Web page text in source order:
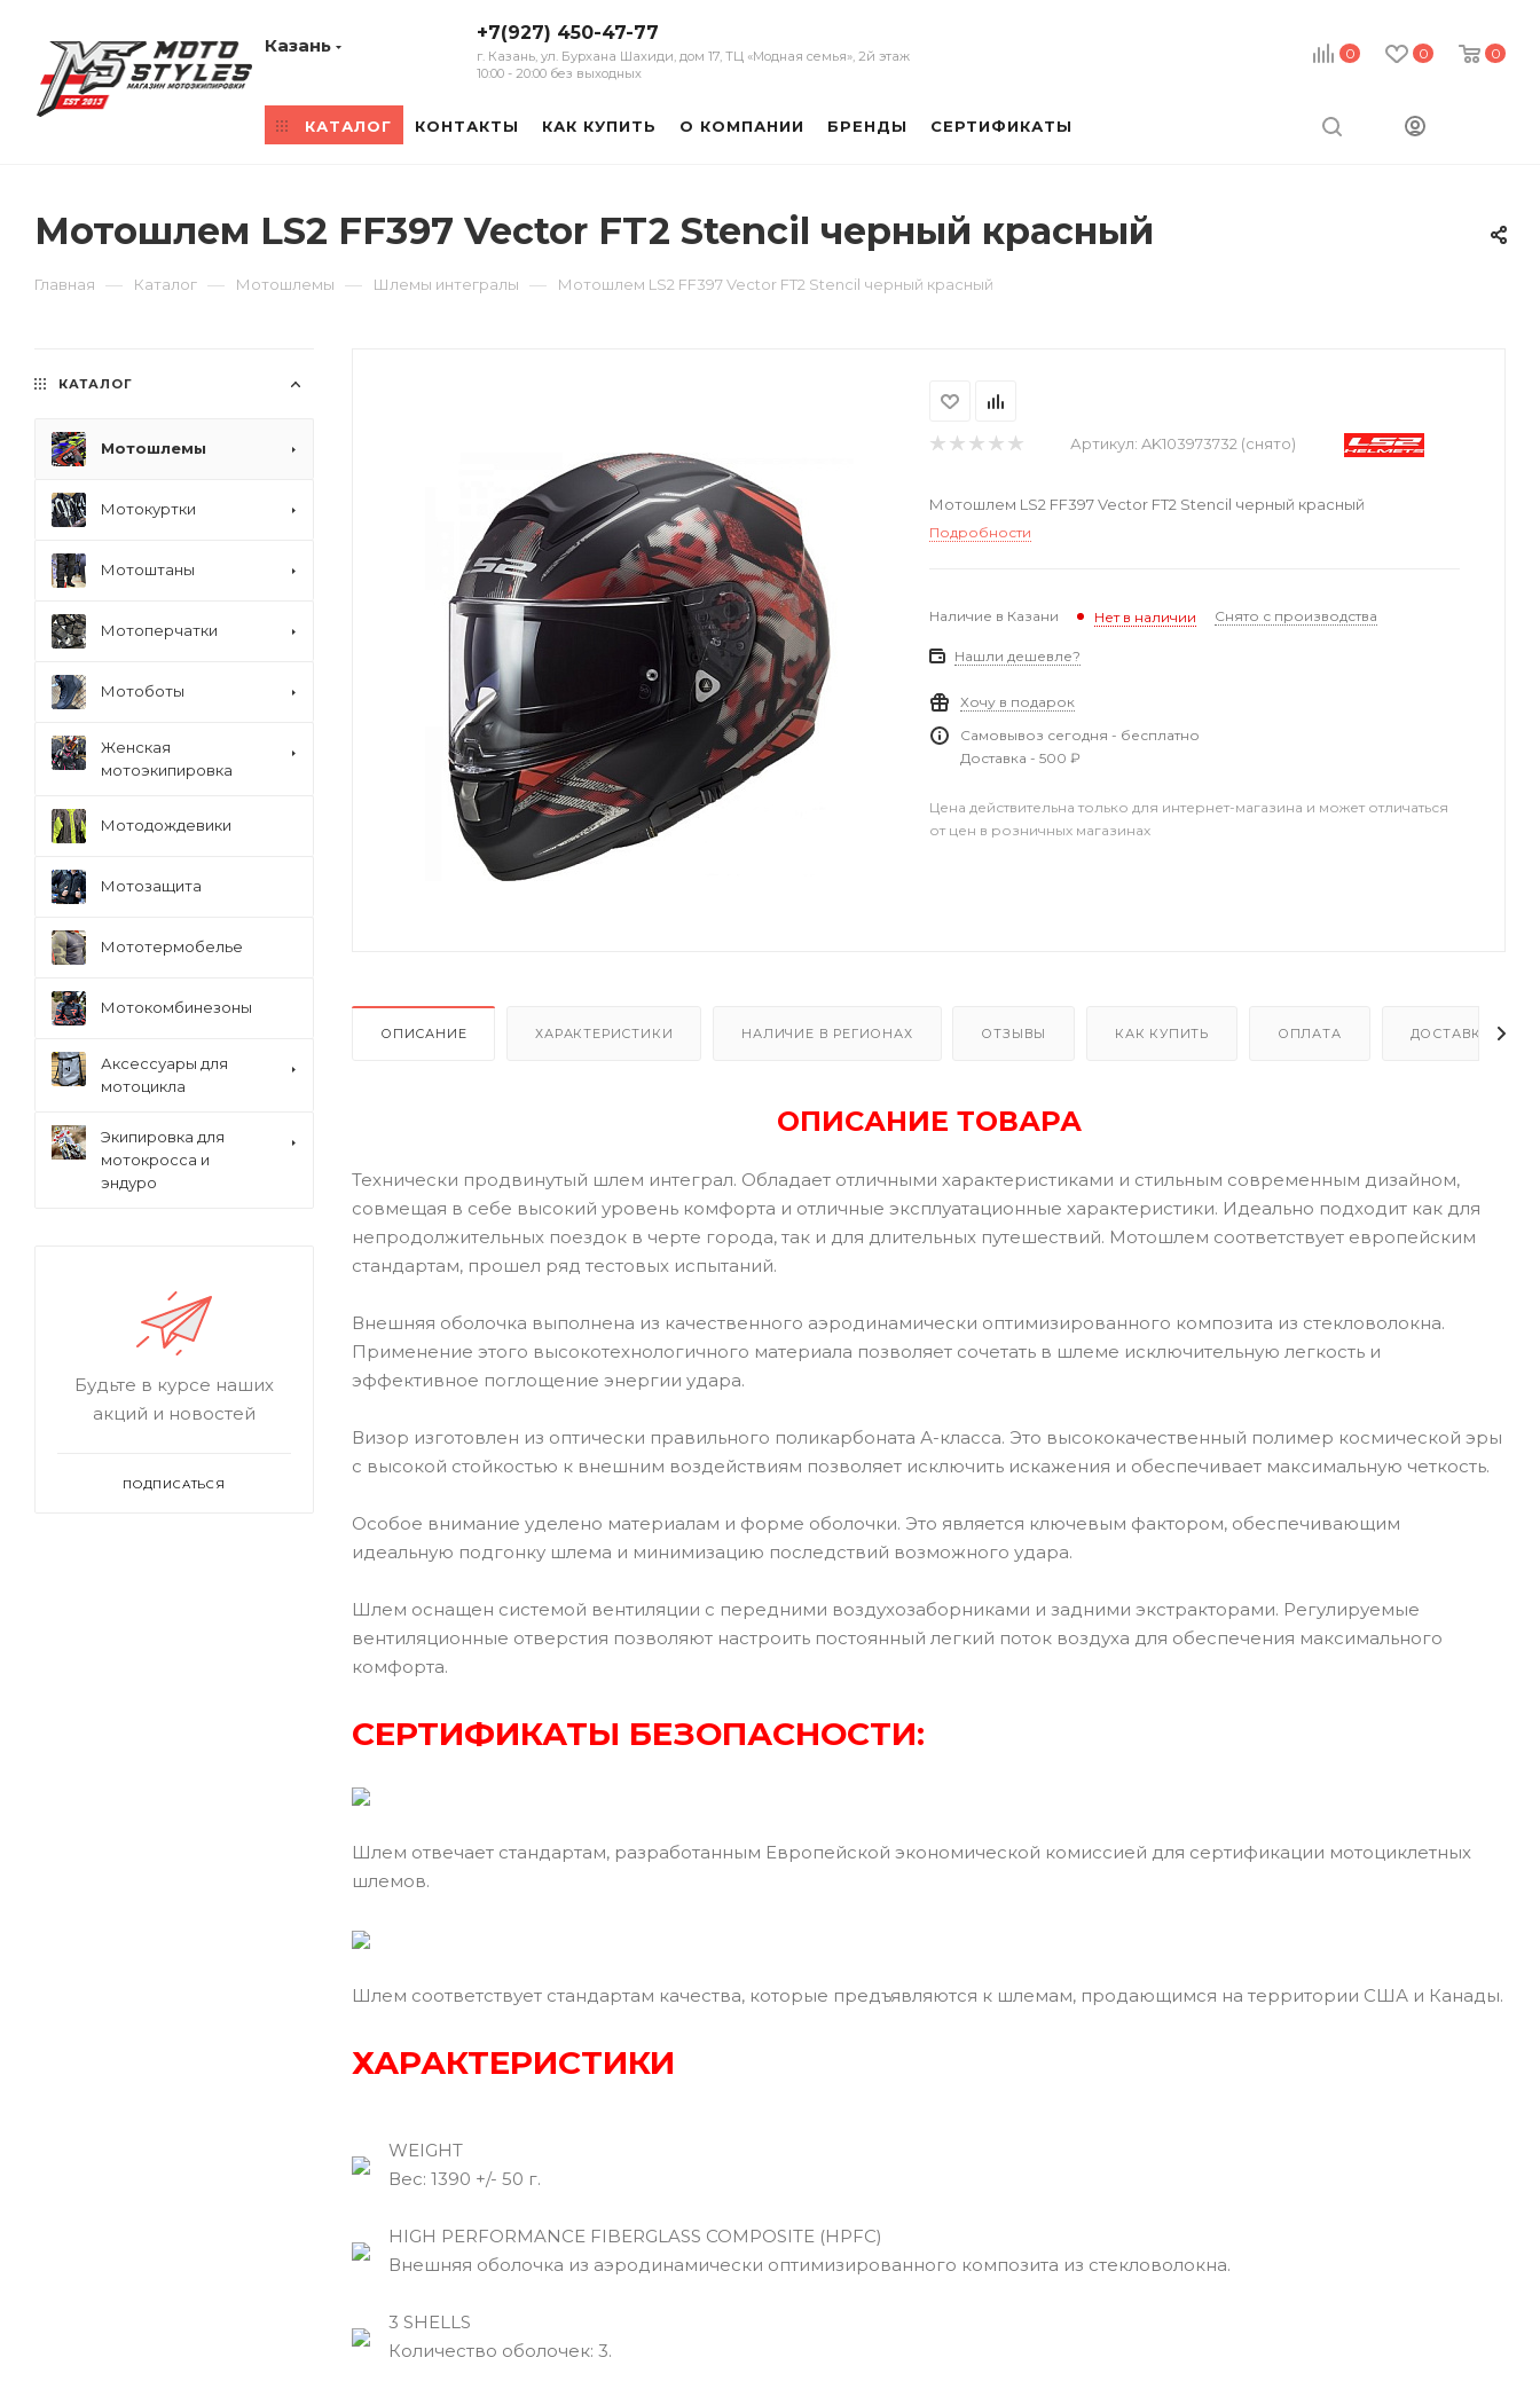
0 0 0
Казань
+7(927) 450-47-77
г. Казань, ул. Бурхана Шахиди, дом 17, ТЦ «Модная семья», 2й этаж
10:00 - 20:00 без выходных
КАТАЛОГ КОНТАКТЫ КАК КУПИТЬ О КОМПАНИИ БРЕНДЫ СЕРТИФИКАТЫ
Мотошлем LS2 FF397 Vector FT2 Stencil черный красный
Главная — Каталог — Мотошлемы — Шлемы интегралы — Мотошлем LS2 FF397 Vector FT2 Stencil черный красный
Артикул: AK103973732 (снято)
Мотошлем LS2 FF397 Vector FT2 Stencil черный красный
Подробности
Наличие в Казани Нет в наличии Снято с производства
Нашли дешевле?
Хочу в подарок
Самовывоз сегодня - бесплатно
Доставка - 500 ₽
Цена действительна только для интернет-магазина и может отличаться
от цен в розничных магазинах
ОПИСАНИЕ ХАРАКТЕРИСТИКИ НАЛИЧИЕ В РЕГИОНАХ ОТЗЫВЫ КАК КУПИТЬ ОПЛАТА ДОСТАВКА
ОПИСАНИЕ ТОВАРА
Технически продвинутый шлем интеграл. Обладает отличными характеристиками и стильным современным дизайном,
совмещая в себе высокий уровень комфорта и отличные эксплуатационные характеристики. Идеально подходит как для
непродолжительных поездок в черте города, так и для длительных путешествий. Мотошлем соответствует европейским
стандартам, прошел ряд тестовых испытаний.
Внешняя оболочка выполнена из качественного аэродинамически оптимизированного композита из стекловолокна.
Применение этого высокотехнологичного материала позволяет сочетать в шлеме исключительную легкость и
эффективное поглощение энергии удара.
Визор изготовлен из оптически правильного поликарбоната А-класса. Это высококачественный полимер космической эры
с высокой стойкостью к внешним воздействиям позволяет исключить искажения и обеспечивает максимальную четкость.
Особое внимание уделено материалам и форме оболочки. Это является ключевым фактором, обеспечивающим
идеальную подгонку шлема и минимизацию последствий возможного удара.
Шлем оснащен системой вентиляции с передними воздухозаборниками и задними экстракторами. Регулируемые
вентиляционные отверстия позволяют настроить постоянный легкий поток воздуха для обеспечения максимального
комфорта.
СЕРТИФИКАТЫ БЕЗОПАСНОСТИ:
Шлем отвечает стандартам, разработанным Европейской экономической комиссией для сертификации мотоциклетных
шлемов.
Шлем соответствует стандартам качества, которые предъявляются к шлемам, продающимся на территории США и Канады.
ХАРАКТЕРИСТИКИ
WEIGHT
Вec: 1390 +/- 50 г.
HIGH PERFORMANCE FIBERGLASS COMPOSITE (HPFC)
Внешняя оболочка из аэродинамически оптимизированного композита из стекловолокна.
3 SHELLS
Количество оболочек: 3.
КАТАЛОГ
Мотошлемы
Мотокуртки
Мотоштаны
Мотоперчатки
Мотоботы
Женская
мотоэкипировка
Мотодождевики
Мотозащита
Мототермобелье
Мотокомбинезоны
Аксессуары для
мотоцикла
Экипировка для
мотокросса и
эндуро
Будьте в курсе наших
акций и новостей
ПОДПИСАТЬСЯ